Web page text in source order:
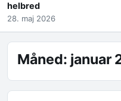
helbred
28. maj 2026
Måned: januar